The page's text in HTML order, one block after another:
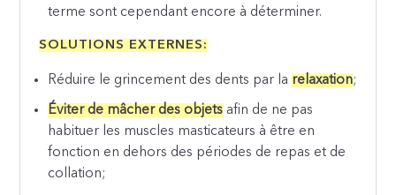
terme sont cependant encore à déterminer.
SOLUTIONS EXTERNES:
Réduire le grincement des dents par la relaxation;
Éviter de mâcher des objets afin de ne pas
habituer les muscles masticateurs à être en
fonction en dehors des périodes de repas et de
collation;